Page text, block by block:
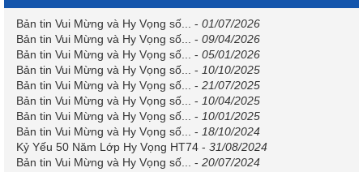
Bản tin Vui Mừng và Hy Vọng số... - 01/07/2026
Bản tin Vui Mừng và Hy Vọng số...
- 09/04/2026
Bản tin Vui Mừng và Hy Vọng số...
- 05/01/2026
Bản tin Vui Mừng và Hy Vọng số...
- 10/10/2025
Bản tin Vui Mừng và Hy Vọng số...
- 21/07/2025
Bản tin Vui Mừng và Hy Vọng số...
- 10/04/2025
Bản tin Vui Mừng và Hy Vọng số...
- 10/01/2025
Bản tin Vui Mừng và Hy Vọng số...
- 18/10/2024
Kỷ Yếu 50 Năm Lớp Hy Vọng HT74 - 31/08/2024
Bản tin Vui Mừng và Hy Vọng số...
- 20/07/2024